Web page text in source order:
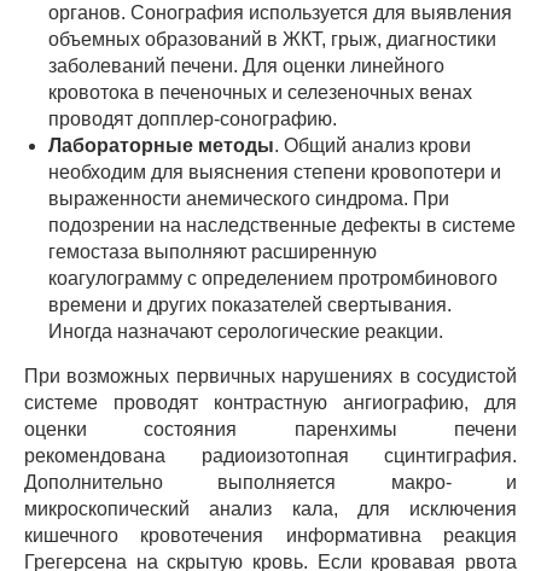
органов. Сонография используется для выявления
объемных образований в ЖКТ, грыж, диагностики
заболеваний печени. Для оценки линейного
кровотока в печеночных и селезеночных венах
проводят допплер-сонографию.
Лабораторные методы. Общий анализ крови
необходим для выяснения степени кровопотери и
выраженности анемического синдрома. При
подозрении на наследственные дефекты в системе
гемостаза выполняют расширенную
коагулограмму с определением протромбинового
времени и других показателей свертывания.
Иногда назначают серологические реакции.
При возможных первичных нарушениях в сосудистой
системе проводят контрастную ангиографию, для
оценки состояния паренхимы печени
рекомендована радиоизотопная сцинтиграфия.
Дополнительно выполняется макро- и
микроскопический анализ кала, для исключения
кишечного кровотечения информативна реакция
Грегерсена на скрытую кровь. Если кровавая рвота